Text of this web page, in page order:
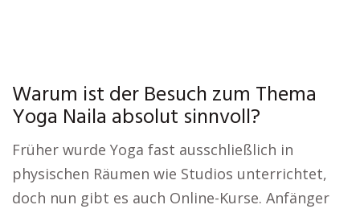
Warum ist der Besuch zum Thema
Yoga Naila absolut sinnvoll?
Früher wurde Yoga fast ausschließlich in
physischen Räumen wie Studios unterrichtet,
doch nun gibt es auch Online-Kurse. Anfänger